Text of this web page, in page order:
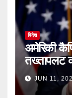
विदेश
अमेरिकी
तख्तापलट
JUN 11,